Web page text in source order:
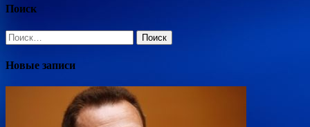
Поиск
Найти:
Новые записи